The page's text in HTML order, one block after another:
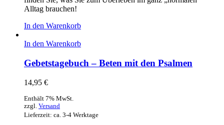
Alltag brauchen!
In den Warenkorb
In den Warenkorb
Gebetstagebuch – Beten mit den Psalmen
14,95 €
Enthält 7% MwSt.
zzgl. Versand
Lieferzeit: ca. 3-4 Werktage